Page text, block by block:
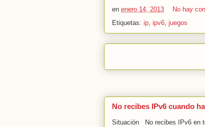
en enero 14, 2013
No hay
Etiquetas: ip ipv6 juegos
No recibes IPv6 cuando
Situación No recibes IPv6 en